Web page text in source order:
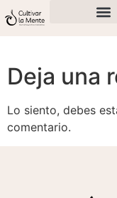
Deja una
Lo siento, debes
comentario.